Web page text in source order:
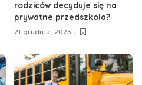
rodziców decyduje się na
prywatne przedszkola?
21 grudnia, 2023